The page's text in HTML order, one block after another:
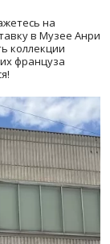
на
в Музее Анри
коллекции
француза